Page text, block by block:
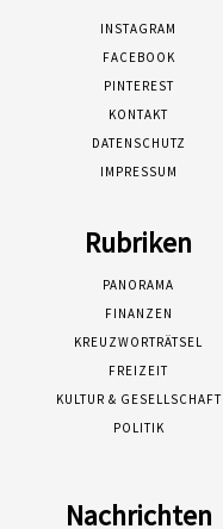
INSTAGRAM
FACEBOOK
PINTEREST
KONTAKT
DATENSCHUTZ
IMPRESSUM
Rubriken
PANORAMA
FINANZEN
KREUZWORTRÄTSEL
FREIZEIT
KULTUR & GESELLSCHAFT
POLITIK
Nachrichten